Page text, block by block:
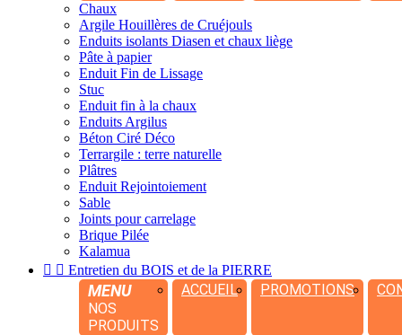
Chaux
Argile Houillères de Cruéjouls
Enduits isolants Diasen et chaux liège
Pâte à papier
Enduit Fin de Lissage
Stuc
Enduit fin à la chaux
Enduits Argilus
Béton Ciré Déco
Terrargile : terre naturelle
Plâtres
Enduit Rejointoiement
Sable
Joints pour carrelage
Brique Pilée
Kalamua
  Entretien du BOIS et de la PIERRE
MENU
NOS
PRODUITS
ACCUEIL PROMOTIONS